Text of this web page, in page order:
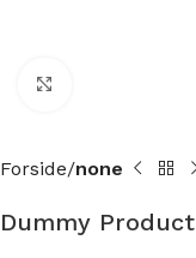
Forside none
Dummy Product